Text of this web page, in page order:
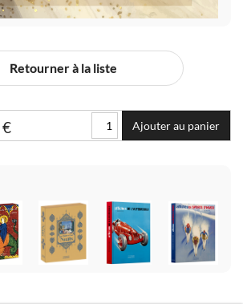
Retourner à la liste
€ Ajouter au panier